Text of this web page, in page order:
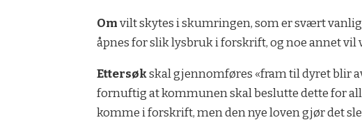
Omvilt skytes i skumringen, som er svært
åpnes for slik lysbruk i forskrift, og noe annet
Ettersøkskal gjennomføres «fram til dyret blir
fornuftig at kommunen skal beslutte dette for
komme i forskrift, men den nye loven gjør det